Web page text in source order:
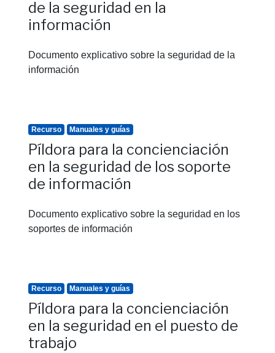
de la seguridad en la
información
Documento explicativo sobre la seguridad de la
información
Recurso Manuales y guías
Píldora para la concienciación
en la seguridad de los soporte
de información
Documento explicativo sobre la seguridad en los
soportes de información
Recurso Manuales y guías
Píldora para la concienciación
en la seguridad en el puesto de
trabajo